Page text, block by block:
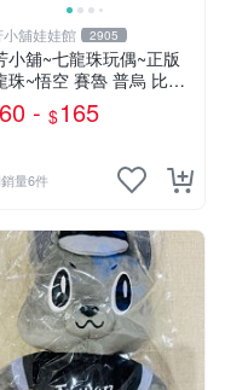
小舖娃娃館 2905
小舖~七龍珠玩偶~正版
珠~悟空 賽魯 普烏 比克
特南克斯 娃娃 玩偶~七
玩偶~生日情人禮
- $165
量6件